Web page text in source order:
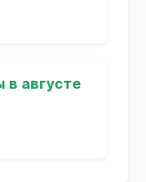
в августе